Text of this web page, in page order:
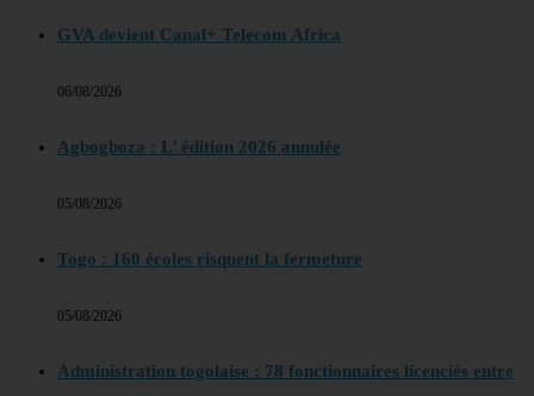
GVA devient Canal+ Telecom Africa
06/08/2026
Agbogboza : L’ édition 2026 annulée
05/08/2026
Togo : 160 écoles risquent la fermeture
05/08/2026
Administration togolaise : 78 fonctionnaires licenciés entre